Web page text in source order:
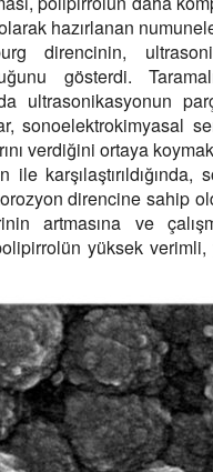
hazırlanan
direncinin,
gösterdi.
ultrasonikasyonun
sonoelektrokimyasal
verdiğini ortaya
direncine sahip
artmasına ve
yüksek